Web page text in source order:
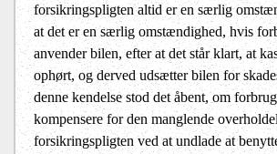
forsikringspligten altid er en særlig
at det er en særlig omstændighed, hvis
anvender bilen, efter at det står klart, at
ophørt, og derved udsætter bilen for
denne kendelse stod det åbent, om
kompensere for den manglende
forsikringspligten ved at undlade at